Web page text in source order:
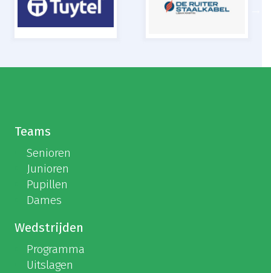
Teams
Senioren
Junioren
Pupillen
Dames
Wedstrijden
Programma
Uitslagen